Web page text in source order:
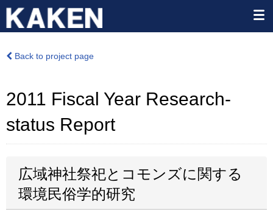
Back to project page
2011 Fiscal Year Research-
status Report
広域神社祭祀とコモンズに関する
環境民俗学的研究